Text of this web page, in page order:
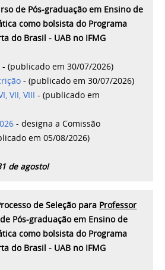
de Pós-graduação em Ensino de
como bolsista do Programa
do Brasil - UAB no IFMG
- (publicado em 30/07/2026)
- (publicado em 30/07/2026)
VII, VIII -(publicado em
- designa a Comissão
em 05/08/2026)
de agosto!
de Seleção para Professor
Pós-graduação em Ensino de
como bolsista do Programa
do Brasil - UAB no IFMG